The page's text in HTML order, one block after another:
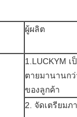
ผู้ผลิต
1.LUCKYM
ตายมานานกว่
ของลูกค้า
2. จัดเตรียมภ